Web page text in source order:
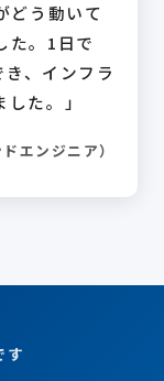
どう動いて
た。1日で
、インフラ
た。」
エンジニア）
す